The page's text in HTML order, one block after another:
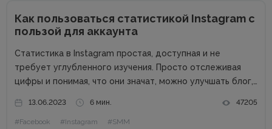
Как пользоваться статистикой Instagram с
пользой для аккаунта
Статистика в Instagram простая, доступная и не
требует углубленного изучения. Просто отслеживая
цифры и понимая, что они значат, можно улучшать блог,
продажи через Instagram. Давайте подробно разберем,
как использовать статистику Instagram. Как увидеть
13.06.2023 6 мин. 47205
#Facebook #Instagram #SMM